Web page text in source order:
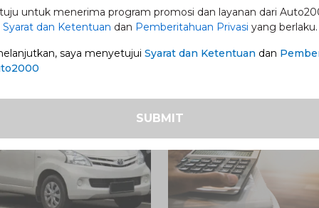
31 Ags 2026 1 Jul 2026 -31 Ags 2026
untuk menerima program promosi dan layanan dari
Syarat dan Ketentuan dan Pemberitahuan Privasi yang berlaku.
saya menyetujui Syarat dan Ketentuan dan
SUBMIT